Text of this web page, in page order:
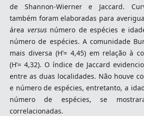
de Shannon-Wierner e Jaccard.
também foram elaboradas para
área versus número de espécies e
número de espécies. A comunidade
mais diversa (H’= 4,45) em relação à
(H’= 4,32). O índice de Jaccard
entre as duas localidades. Não houve
e número de espécies, entretanto, a
número de espécies, se
correlacionadas.